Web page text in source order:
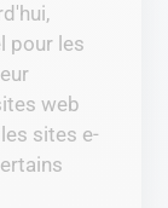
pour les
web
sites e-